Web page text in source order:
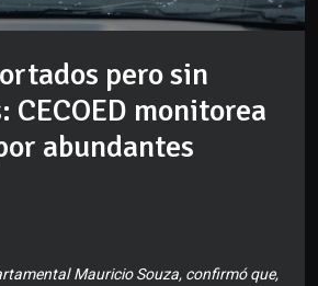
pero sin
CECOED monitorea
abundantes
Mauricio Souza, confirmó que,